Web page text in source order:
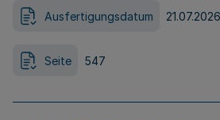
Ausfertigungsdatum 21.07.2026
Seite 547